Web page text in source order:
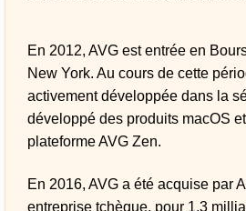
En 2012, AVG est entrée en
New York. Au cours de cette
activement développée dans la
développé des produits macOS
plateforme AVG Zen.
En 2016, AVG a été acquise par
entreprise tchèque, pour 1,3